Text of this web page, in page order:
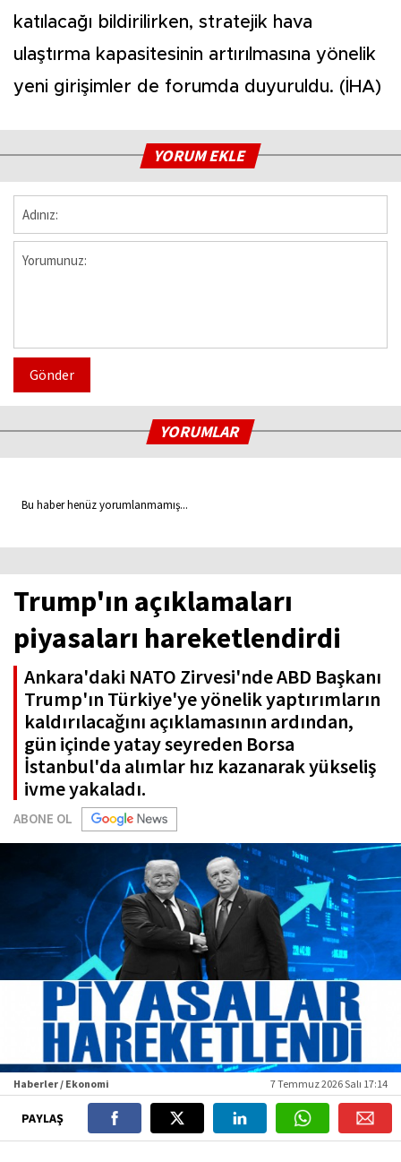
katılacağı bildirilirken, stratejik hava
ulaştırma kapasitesinin artırılmasına yönelik
yeni girişimler de forumda duyuruldu. (İHA)
YORUM EKLE
Gönder
YORUMLAR
Bu haber henüz yorumlanmamış...
Trump'ın açıklamaları
piyasaları hareketlendirdi
Ankara'daki NATO Zirvesi'nde ABD Başkanı
Trump'ın Türkiye'ye yönelik yaptırımların
kaldırılacağını açıklamasının ardından,
gün içinde yatay seyreden Borsa
İstanbul'da alımlar hız kazanarak yükseliş
ivme yakaladı.
ABONE OL
Haberler / Ekonomi 7 Temmuz 2026 Salı 17:14
PAYLAŞ